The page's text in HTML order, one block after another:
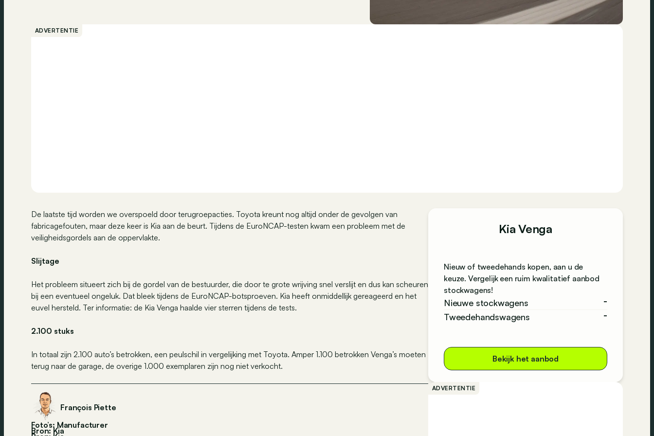
ADVERTENTIE
De laatste tijd worden we overspoeld door terugroepacties. Toyota kreunt nog altijd onder de gevolgen van
fabricagefouten, maar deze keer is Kia aan de beurt. Tijdens de EuroNCAP-testen kwam een probleem met de
veiligheidsgordels aan de oppervlakte.
Slijtage
Het probleem situeert zich bij de gordel van de bestuurder, die door te grote wrijving snel verslijt en dus kan scheuren
bij een eventueel ongeluk. Dat bleek tijdens de EuroNCAP-botsproeven. Kia heeft onmiddellijk gereageerd en het
euvel hersteld. Ter informatie: de Kia Venga haalde vier sterren tijdens de tests.
2.100 stuks
In totaal zijn 2.100 auto’s betrokken, een peulschil in vergelijking met Toyota. Amper 1.100 betrokken Venga’s moeten
terug naar de garage, de overige 1.000 exemplaren zijn nog niet verkocht.
François Piette
Foto’s: Manufacturer
Bron: Kia
Kia Venga
Nieuw of tweedehands kopen, aan u de
keuze. Vergelijk een ruim kwalitatief aanbod
stockwagens!
Nieuwe stockwagens
-
Tweedehandswagens
-
Bekijk het aanbod
ADVERTENTIE